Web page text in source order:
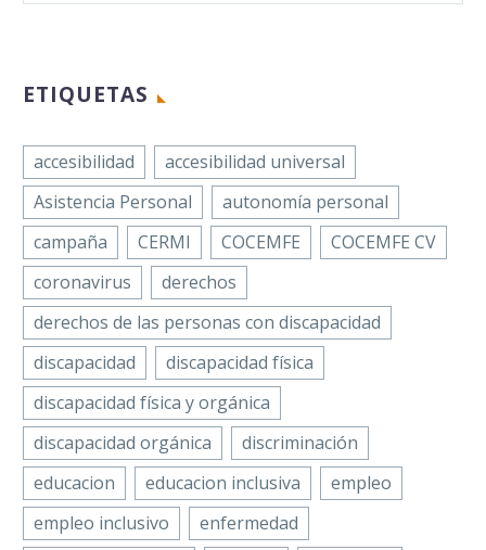
ETIQUETAS
accesibilidad
accesibilidad universal
Asistencia Personal
autonomía personal
campaña
CERMI COCEMFE
COCEMFE CV
coronavirus
derechos
derechos de las personas con discapacidad
discapacidad
discapacidad física
discapacidad física y orgánica
discapacidad orgánica
discriminación
educacion
educacion inclusiva
empleo
empleo inclusivo
enfermedad